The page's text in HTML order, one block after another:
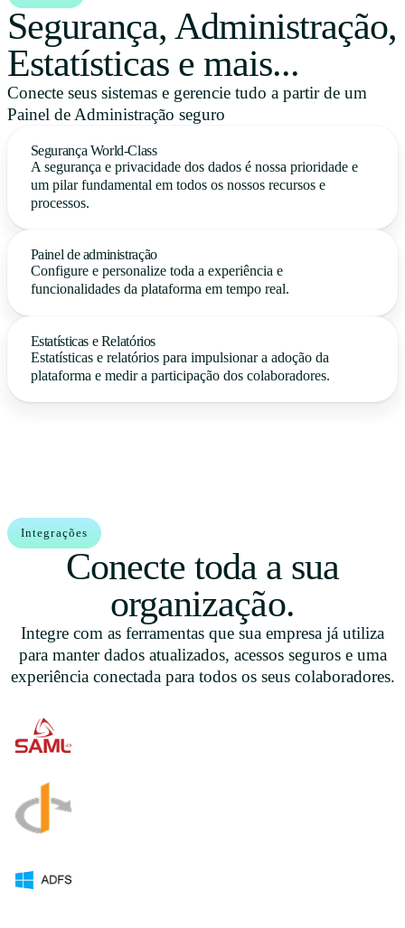
Segurança, Administração,
Estatísticas e mais...
Conecte seus sistemas e gerencie tudo a partir de um
Painel de Administração seguro
Segurança World-Class
A segurança e privacidade dos dados é nossa prioridade e
um pilar fundamental em todos os nossos recursos e
processos.
Painel de administração
Configure e personalize toda a experiência e
funcionalidades da plataforma em tempo real.
Estatísticas e Relatórios
Estatísticas e relatórios para impulsionar a adoção da
plataforma e medir a participação dos colaboradores.
Integrações
Conecte toda a sua
organização.
Integre com as ferramentas que sua empresa já utiliza
para manter dados atualizados, acessos seguros e uma
experiência conectada para todos os seus colaboradores.